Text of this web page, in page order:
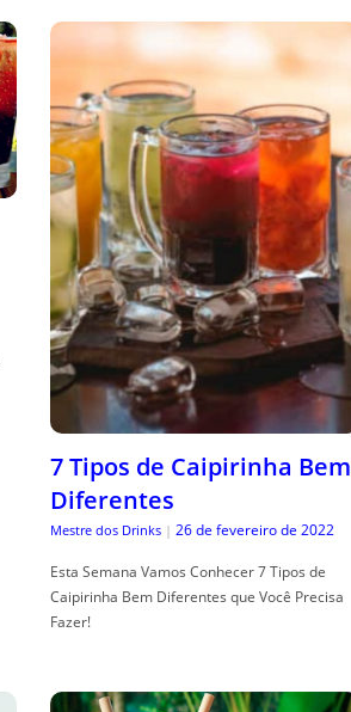
7 Tipos de Caipirinha Bem
Diferentes
Mestre dos Drinks | 26 de fevereiro de 2022
Esta Semana Vamos Conhecer 7 Tipos de
Caipirinha Bem Diferentes que Você Precisa
Fazer!